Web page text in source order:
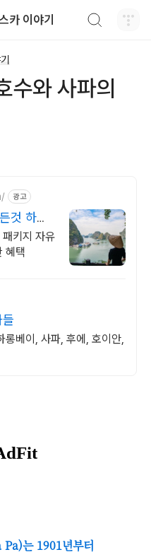
카 이야기
수와 사파의
광고
것 하나
키지 자유
혜택
롱베이, 사파, 후에, 호이안,
는 1901년부터